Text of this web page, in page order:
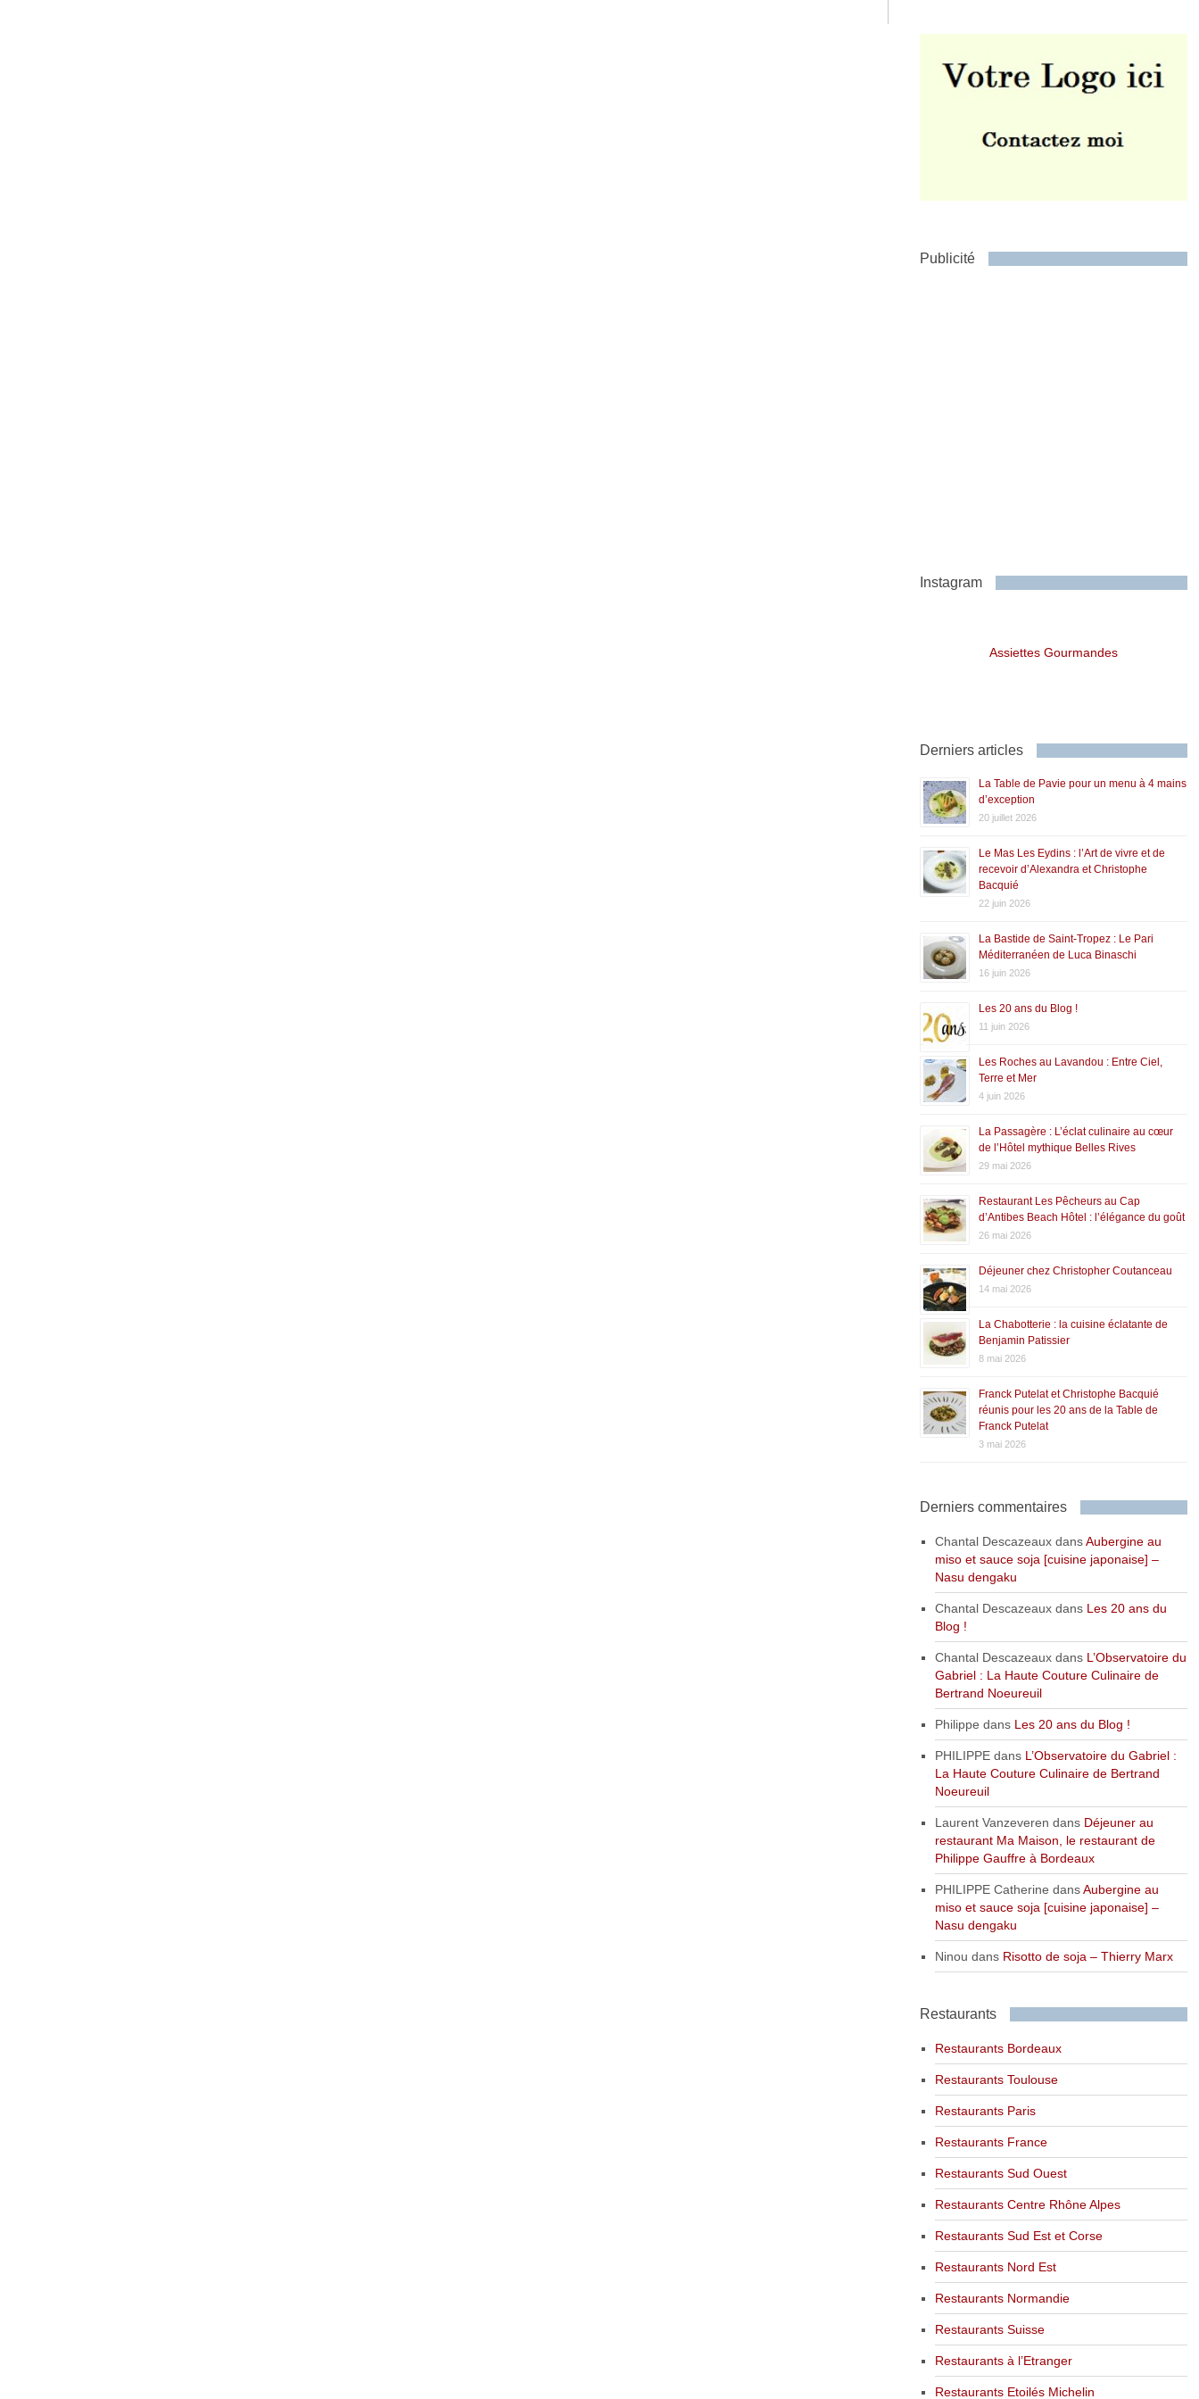
Publicité
Instagram
Assiettes Gourmandes
Derniers articles
La Table de Pavie pour un menu à 4 mains
d’exception
20 juillet 2026
Le Mas Les Eydins : l’Art de vivre et de
recevoir d’Alexandra et Christophe
Bacquié
22 juin 2026
La Bastide de Saint-Tropez : Le Pari
Méditerranéen de Luca Binaschi
16 juin 2026
Les 20 ans du Blog !
11 juin 2026
Les Roches au Lavandou : Entre Ciel,
Terre et Mer
4 juin 2026
La Passagère : L’éclat culinaire au cœur
de l’Hôtel mythique Belles Rives
29 mai 2026
Restaurant Les Pêcheurs au Cap
d’Antibes Beach Hôtel : l’élégance du goût
26 mai 2026
Déjeuner chez Christopher Coutanceau
14 mai 2026
La Chabotterie : la cuisine éclatante de
Benjamin Patissier
8 mai 2026
Franck Putelat et Christophe Bacquié
réunis pour les 20 ans de la Table de
Franck Putelat
3 mai 2026
Derniers commentaires
Chantal DescazeauxdansAubergine au
miso et sauce soja [cuisine japonaise] –
Nasu dengaku
Chantal Descazeauxdans Les 20 ans du
Blog !
Chantal Descazeauxdans L’Observatoire du
Gabriel : La Haute Couture Culinaire de
Bertrand Noeureuil
Philippe dans Les 20 ans du Blog !
PHILIPPEdans L’Observatoire du Gabriel :
La Haute Couture Culinaire de Bertrand
Noeureuil
Laurent Vanzeveren dans Déjeuner au
restaurant Ma Maison, le restaurant de
Philippe Gauffre à Bordeaux
PHILIPPE Catherine dansAubergine au
miso et sauce soja [cuisine japonaise] –
Nasu dengaku
Ninou dans Risotto de soja – Thierry Marx
Restaurants
Restaurants Bordeaux
Restaurants Toulouse
Restaurants Paris
Restaurants France
Restaurants Sud Ouest
Restaurants Centre Rhône Alpes
Restaurants Sud Est et Corse
Restaurants Nord Est
Restaurants Normandie
Restaurants Suisse
Restaurants à l’Etranger
Restaurants Etoilés Michelin